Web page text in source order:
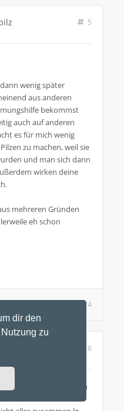
dir den
zu
5
wenig später
aus anderen
bekommst
auch auf anderen
es für mich wenig
zu machen, weil sie
und man sich dann
wirken deine
mehreren Gründen
eh schon
22. Mai 2026, 14:14
6
seh vieles zum ersten